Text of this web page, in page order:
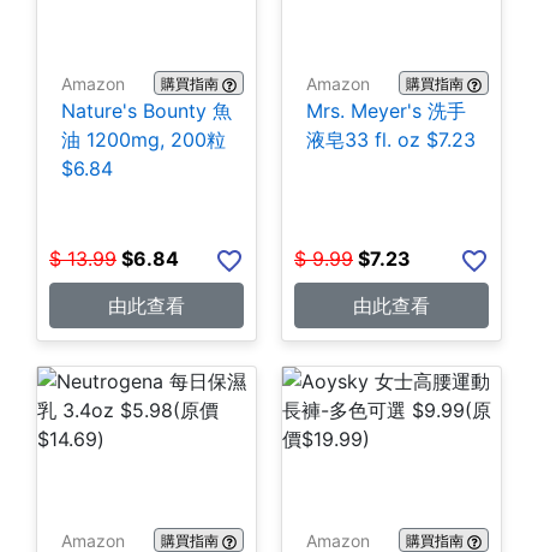
Amazon 購買指南
Nature's Bounty 魚
油 1200mg, 200粒
$6.84
$ 13.99 $6.84
由此查看
Amazon 購買指南
Mrs. Meyer's 洗手
液皂33 fl. oz $7.23
$ 9.99 $7.23
由此查看
Amazon 購買指南 Amazon 購買指南